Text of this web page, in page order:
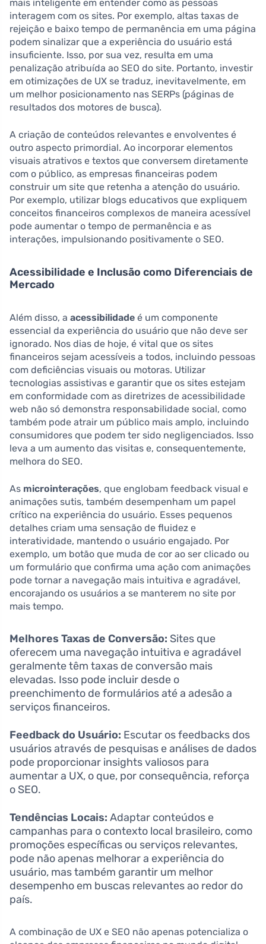
mais inteligente em entender como as pessoas
interagem com os sites. Por exemplo, altas taxas de
rejeição e baixo tempo de permanência em uma página
podem sinalizar que a experiência do usuário está
insuficiente. Isso, por sua vez, resulta em uma
penalização atribuída ao SEO do site. Portanto, investir
em otimizações de UX se traduz, inevitavelmente, em
um melhor posicionamento nas SERPs (páginas de
resultados dos motores de busca).
A criação de conteúdos relevantes e envolventes é
outro aspecto primordial. Ao incorporar elementos
visuais atrativos e textos que conversem diretamente
com o público, as empresas financeiras podem
construir um site que retenha a atenção do usuário.
Por exemplo, utilizar blogs educativos que expliquem
conceitos financeiros complexos de maneira acessível
pode aumentar o tempo de permanência e as
interações, impulsionando positivamente o SEO.
Acessibilidade e Inclusão como Diferenciais de
Mercado
Além disso, a acessibilidade é um componente
essencial da experiência do usuário que não deve ser
ignorado. Nos dias de hoje, é vital que os sites
financeiros sejam acessíveis a todos, incluindo pessoas
com deficiências visuais ou motoras. Utilizar
tecnologias assistivas e garantir que os sites estejam
em conformidade com as diretrizes de acessibilidade
web não só demonstra responsabilidade social, como
também pode atrair um público mais amplo, incluindo
consumidores que podem ter sido negligenciados. Isso
leva a um aumento das visitas e, consequentemente,
melhora do SEO.
As microinterações, que englobam feedback visual e
animações sutis, também desempenham um papel
crítico na experiência do usuário. Esses pequenos
detalhes criam uma sensação de fluidez e
interatividade, mantendo o usuário engajado. Por
exemplo, um botão que muda de cor ao ser clicado ou
um formulário que confirma uma ação com animações
pode tornar a navegação mais intuitiva e agradável,
encorajando os usuários a se manterem no site por
mais tempo.
Melhores Taxas de Conversão: Sites que
oferecem uma navegação intuitiva e agradável
geralmente têm taxas de conversão mais
elevadas. Isso pode incluir desde o
preenchimento de formulários até a adesão a
serviços financeiros.
Feedback do Usuário: Escutar os feedbacks dos
usuários através de pesquisas e análises de dados
pode proporcionar insights valiosos para
aumentar a UX, o que, por consequência, reforça
o SEO.
Tendências Locais: Adaptar conteúdos e
campanhas para o contexto local brasileiro, como
promoções específicas ou serviços relevantes,
pode não apenas melhorar a experiência do
usuário, mas também garantir um melhor
desempenho em buscas relevantes ao redor do
país.
A combinação de UX e SEO não apenas potencializa o